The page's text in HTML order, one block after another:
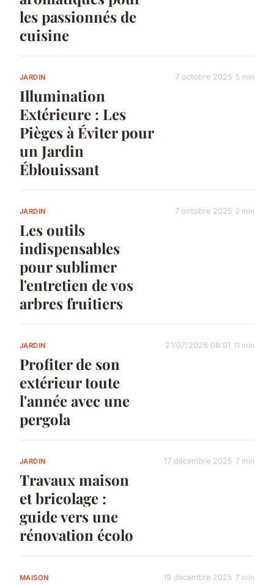
les passionnés de
cuisine
JARDIN
Illumination
Extérieure : Les
Pièges à Éviter pour
un Jardin
Éblouissant
7 octobre 2025 5 min
JARDIN
Les outils
indispensables
pour sublimer
l'entretien de vos
arbres fruitiers
7 octobre 2025 2 min
JARDIN
Profiter de son
extérieur toute
l'année avec une
pergola
21/07/2026 08:01 11 min
JARDIN
Travaux maison
et bricolage :
guide vers une
rénovation écolo
17 décembre 2025 7 min
MAISON 19 décembre 2025 7 min